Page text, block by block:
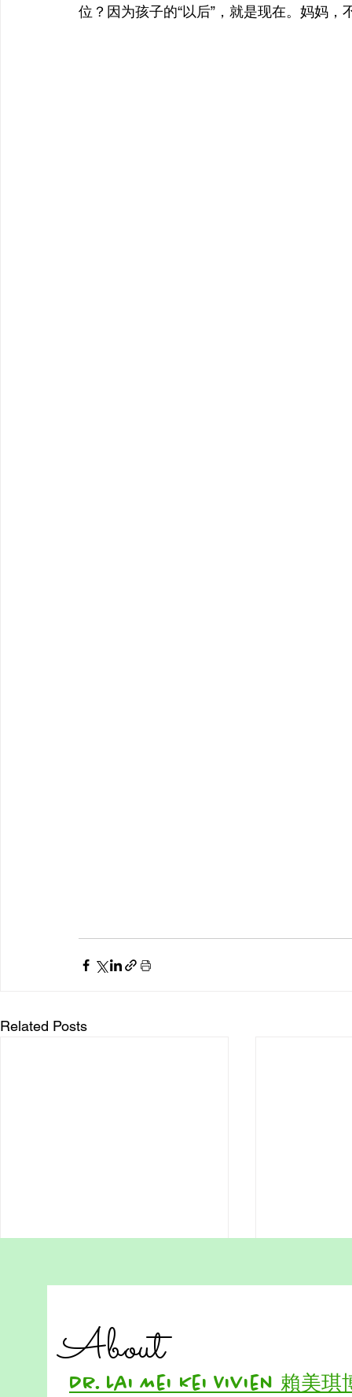
位？因为孩子的“以后”，就是现在。妈妈，
Related Posts
在香港，教育竞争从孩子三岁就开
始。抢幼儿园、抢小学、抢 Band
1 中学、抢八大大学名额。每一步
都像一场没有终点的赛跑。但在这
in the Age
classrooms,
About
Dr. Lai Mei Kei Vivien 賴美琪